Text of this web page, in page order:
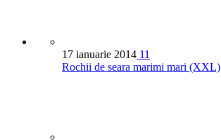
17 ianuarie 2014 11
Rochii de seara marimi mari (XXL)